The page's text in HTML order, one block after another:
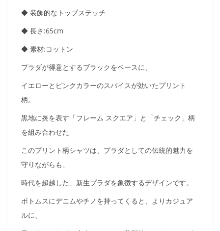
◆ 装飾的なトップステッチ
◆ 長さ:65cm
◆ 素材:コットン
プラダが得意とするブラックをベースに、
イエローとピンクカラーのスパイスが効いたプリント
柄。
黒地に炎を表す「フレーム スクエア」と「チェック」柄
を組み合わせた
このプリント柄シャツは、プラダとしての伝統的魅力を
守りながらも、
時代を超越した、新生プラダを象徴するデザインです。
ボトムスにデニムやチノを持ってくると、よりカジュア
ルに、